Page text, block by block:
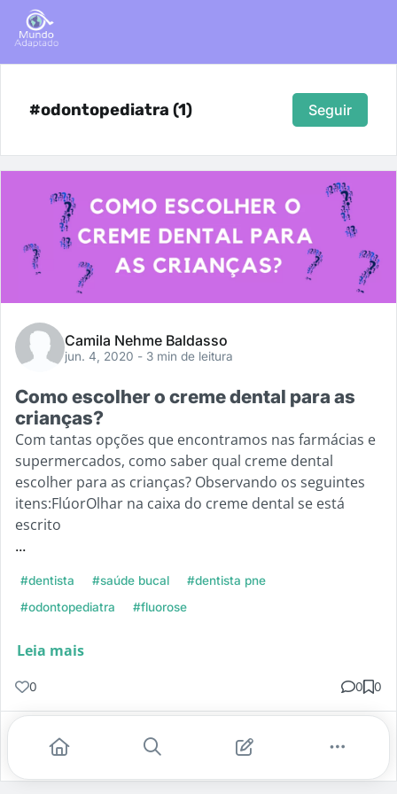
#odontopediatra (1) Seguir
Camila Nehme Baldasso
jun. 4, 2020 - 3 min de leitura
Como escolher o creme dental para as
crianças?
Com tantas opções que encontramos nas farmácias e
supermercados, como saber qual creme dental
escolher para as crianças? Observando os seguintes
itens:FlúorOlhar na caixa do creme dental se está
escrito
...
#dentista #saúde bucal
#dentista pne
#odontopediatra
#fluorose
Leia mais
0 0 0
Gostei Comentar Salvar